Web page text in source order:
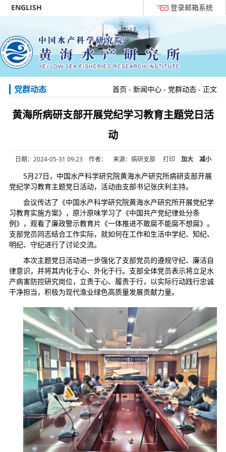
ENGLISH 登录邮箱系统
党群动态 首页 -新闻中心 - 党群动态 - 正文
黄海所病研支部开展党纪学习教育主题党日活
动
日期：2024-05-31 09:23 作者： 来源：病研支部 打印 加大 减小
5月27日，中国水产科学研究院黄海水产研究所病研支部开展
党纪学习教育主题党日活动，活动由支部书记张庆利主持。
会议传达了《中国水产科学研究院黄海水产研究所开展党纪学
习教育实施方案》，原汁原味学习了《中国共产党纪律处分条
例》，观看了廉政警示教育片《一体推进不敢腐不能腐不想腐》。
支部党员同志结合工作实际，就如何在工作和生活中学纪、知纪、
明纪、守纪进行了讨论交流。
本次主题党日活动进一步强化了支部党员的遵规守纪、廉洁自
律意识，并将其内化于心、外化于行。支部全体党员表示将立足水
产病害防控研究岗位，立责于心、履责于行，以实际行动践行忠诚
干净担当，积极为现代渔业绿色高质量发展贡献力量。